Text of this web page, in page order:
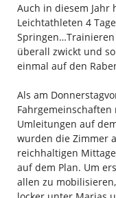
Auch in diesem
Leichtathleten 4
überall zwickt und
einmal auf den
Als am
Umleitungen auf
wurden die Zimmer
reichhaltigen
auf dem Plan. Um
allen zu